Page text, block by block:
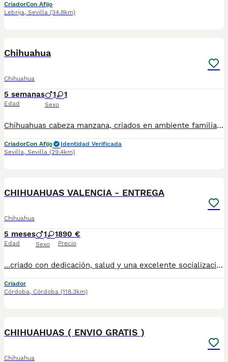
CriadorCon Afijo
Lebrija, Sevilla (34.8km)
Chihuahua
Chihuahua
5 semanas
Edad
1 1
Sexo
Chihuahuas cabeza manzana, criados en ambiente familiar, cachorros sanos y de calidad, vacunados y desparasitados. No dude en ponerse en contacto para más información.
CriadorCon Afijo
Identidad Verificada
Sevilla, Sevilla (29.4km)
CHIHUAHUAS VALENCIA - ENTREGA
Chihuahua
5 meses
Edad
1 1
Sexo
890 €
Precio
...criado con dedicación, salud y una excelente socialización desde sus primeras semanas de vida, estaremos encantados de ayudarte. 🚚 Realizamos entregas en toda España, con especial frecuencia en **Andalucía**: Sevilla, Málaga, Cádiz, Córdoba, Granada, Jaén, Huelva y Almería. También entregamos habitualmente en Marbella, Jerez de la Frontera, Estepona, Fuengirola, Benalmádena, Mijas, Dos Hermanas y cualquier punto de España. **Entrega 100% a contrarreembolso.** No tendrás que adelantar el importe del cachorro. Lo recibirás en la puerta de tu casa mediante transporte especializado y podrás comprobar que todo está correcto antes de realizar el pago. Nuestros cachorros se entregan: ✅ Vacunados y desparasitados según su edad. ✅ Con microchip, cartilla veterinaria y documentación al día. ✅ Revisados veterinariamente antes de salir de nuestras instalaciones. ✅ Procedentes de excelentes líneas, seleccionadas por salud, carácter y morfología. ✅ Perfectamente socializados y acostumbrados al contacto diario con personas. ✅ Iniciados en el aprendizaje para hacer sus necesidades sobre empapador, facilitando su adaptación al nuevo hogar. ✅ Con asesoramiento personalizado antes y después de la entrega. Nuestro objetivo no es vender un cachorro más. Queremos que cada familia reciba un compañero sano, equilibrado y criado con el máximo cuidado desde el primer día. 📩 Si deseas fotografías, vídeos o más información, escríbenos por privado. Estaremos encantados de ayudarte a encontrar el compañero perfecto670864332 . . ..
Criador
Córdoba, Córdoba (118.3km)
CHIHUAHUAS ( ENVIO GRATIS )
Chihuahua